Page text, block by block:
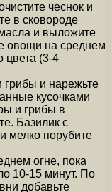
чеснок и
в сковороде
и выложите
овощи на среднем
цвета (3-4
и нарежьте
кусочками
и грибы в
Базилик с
мелко порубите
огне, пока
10-15 минут. По
добавьте